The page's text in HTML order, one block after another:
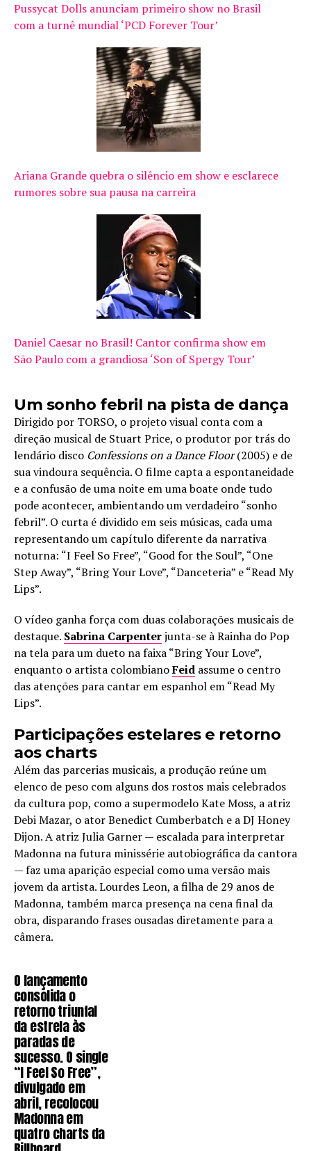
Pussycat Dolls anunciam primeiro show no Brasil
com a turnê mundial ‘PCD Forever Tour’
Ariana Grande quebra o silêncio em show e esclarece
rumores sobre sua pausa na carreira
Daniel Caesar no Brasil! Cantor confirma show em
São Paulo com a grandiosa ‘Son of Spergy Tour’
Um sonho febril na pista de dança
Dirigido por TORSO, o projeto visual conta com a
direção musical de Stuart Price, o produtor por trás do
lendário disco Confessions on a Dance Floor(2005) e de
sua vindoura sequência. O filme capta a espontaneidade
e a confusão de uma noite em uma boate onde tudo
pode acontecer, ambientando um verdadeiro “sonho
febril”. O curta é dividido em seis músicas, cada uma
representando um capítulo diferente da narrativa
noturna: “I Feel So Free”, “Good for the Soul”, “One
Step Away”, “Bring Your Love”, “Danceteria” e “Read My
Lips”.
O vídeo ganha força com duas colaborações musicais de
destaque. Sabrina Carpenterjunta-se à Rainha do Pop
na tela para um dueto na faixa “Bring Your Love”,
enquanto o artista colombianoFeid assume o centro
das atenções para cantar em espanhol em “Read My
Lips”.
Participações estelares e retorno
aos charts
Além das parcerias musicais, a produção reúne um
elenco de peso com alguns dos rostos mais celebrados
da cultura pop, como a supermodelo Kate Moss, a atriz
Debi Mazar, o ator Benedict Cumberbatch e a DJ Honey
Dijon. A atriz Julia Garner — escalada para interpretar
Madonna na futura minissérie autobiográfica da cantora
— faz uma aparição especial como uma versão mais
jovem da artista. Lourdes Leon, a filha de 29 anos de
Madonna, também marca presença na cena final da
obra, disparando frases ousadas diretamente para a
câmera.
O lançamento
consolida o
retorno triunfal
da estrela às
paradas de
sucesso. O single
“I Feel So Free”,
divulgado em
abril, recolocou
Madonna em
quatro charts da